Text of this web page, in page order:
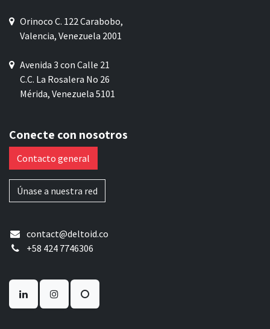
Orinoco C. 122 Carabobo,
Valencia, Venezuela 2001
Avenida 3 con Calle 21
C.C. La Rosalera No 26
Mérida, Venezuela 5101
Conecte con nosotros
Contacto general
Únase a nuestra red
contact@deltoid.co
+58 424 7746306